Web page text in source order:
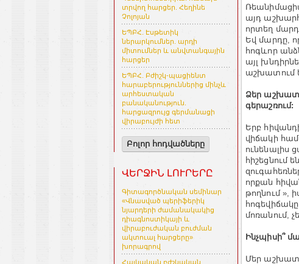
տրվող հարցեր. Հեղինե
Չոլոյան
ԵՊԲՀ. Էսթետիկ
ներարկումներ. արդի
միտումներ և անվտանգային
հարցեր
ԵՊԲՀ. Բժիշկ-պացիենտ
հարաբերություններից մինչև
արհեստական
բանականություն.
հարցազրույց գերմանացի
վիրաբույժի հետ
Բոլոր հոդվածները
ՎԵՐՋԻՆ ԼՈՒՐԵՐԸ
Գիտագործնական սեմինար
«Վնասված պերիֆերիկ
նյարդերի ժամանակակից
դիագնոստիկայի և
վիրաբուժական բուժման
ակտուալ հարցերը»
խորագրով
Հայկական բժշկական
այդ
որտեղ
Եվ մարդը,
հոգևոր
այլ
աշխատում
Ձեր
գերաշռում:
Երբ
վիճակի
ունենալիս
հիշեցնում
որքան
թողնում »,
հոգեվիճակը
մոռանում,
Ինչպիսի՞
Մեր